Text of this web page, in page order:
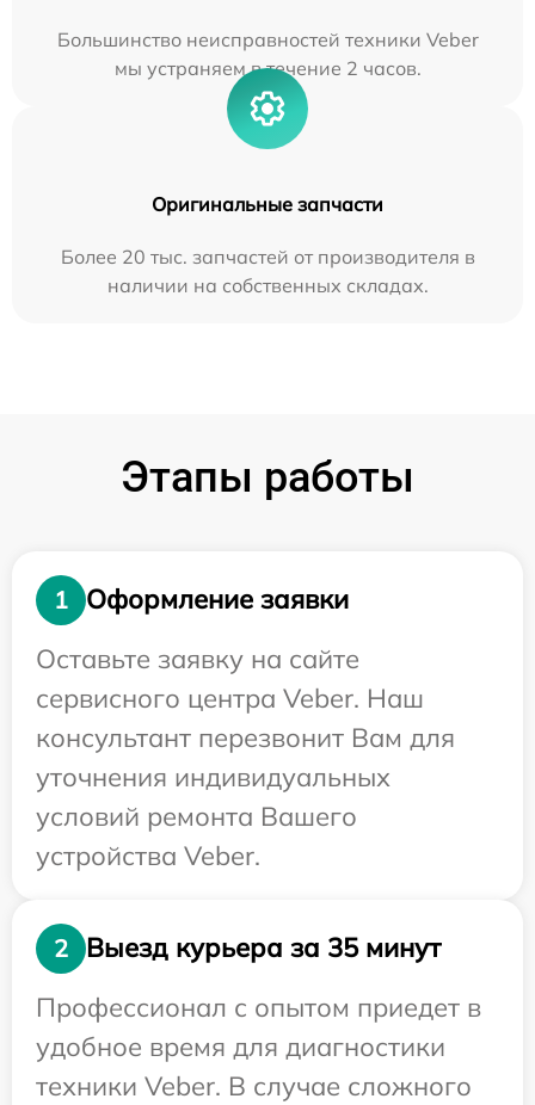
Большинство неисправностей техники Veber
мы устраняем в течение 2 часов.
Оригинальные запчасти
Более 20 тыс. запчастей от производителя в
наличии на собственных складах.
Этапы работы
1
Оформление заявки
Оставьте заявку на сайте
сервисного центра Veber. Наш
консультант перезвонит Вам для
уточнения индивидуальных
условий ремонта Вашего
устройства Veber.
2
Выезд курьера за 35 минут
Профессионал с опытом приедет в
удобное время для диагностики
техники Veber. В случае сложного